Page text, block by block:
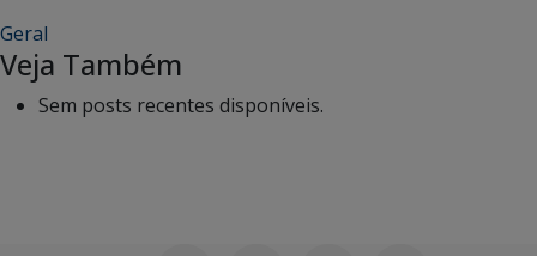
Geral
Veja Também
Sem posts recentes disponíveis.